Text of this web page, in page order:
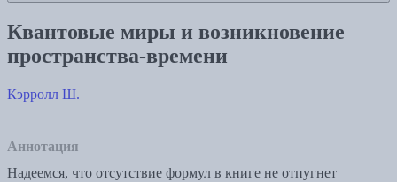
Квантовые миры и возникновение
пространства-времени
Кэрролл Ш.
Аннотация
Надеемся, что отсутствие формул в книге не отпугнет